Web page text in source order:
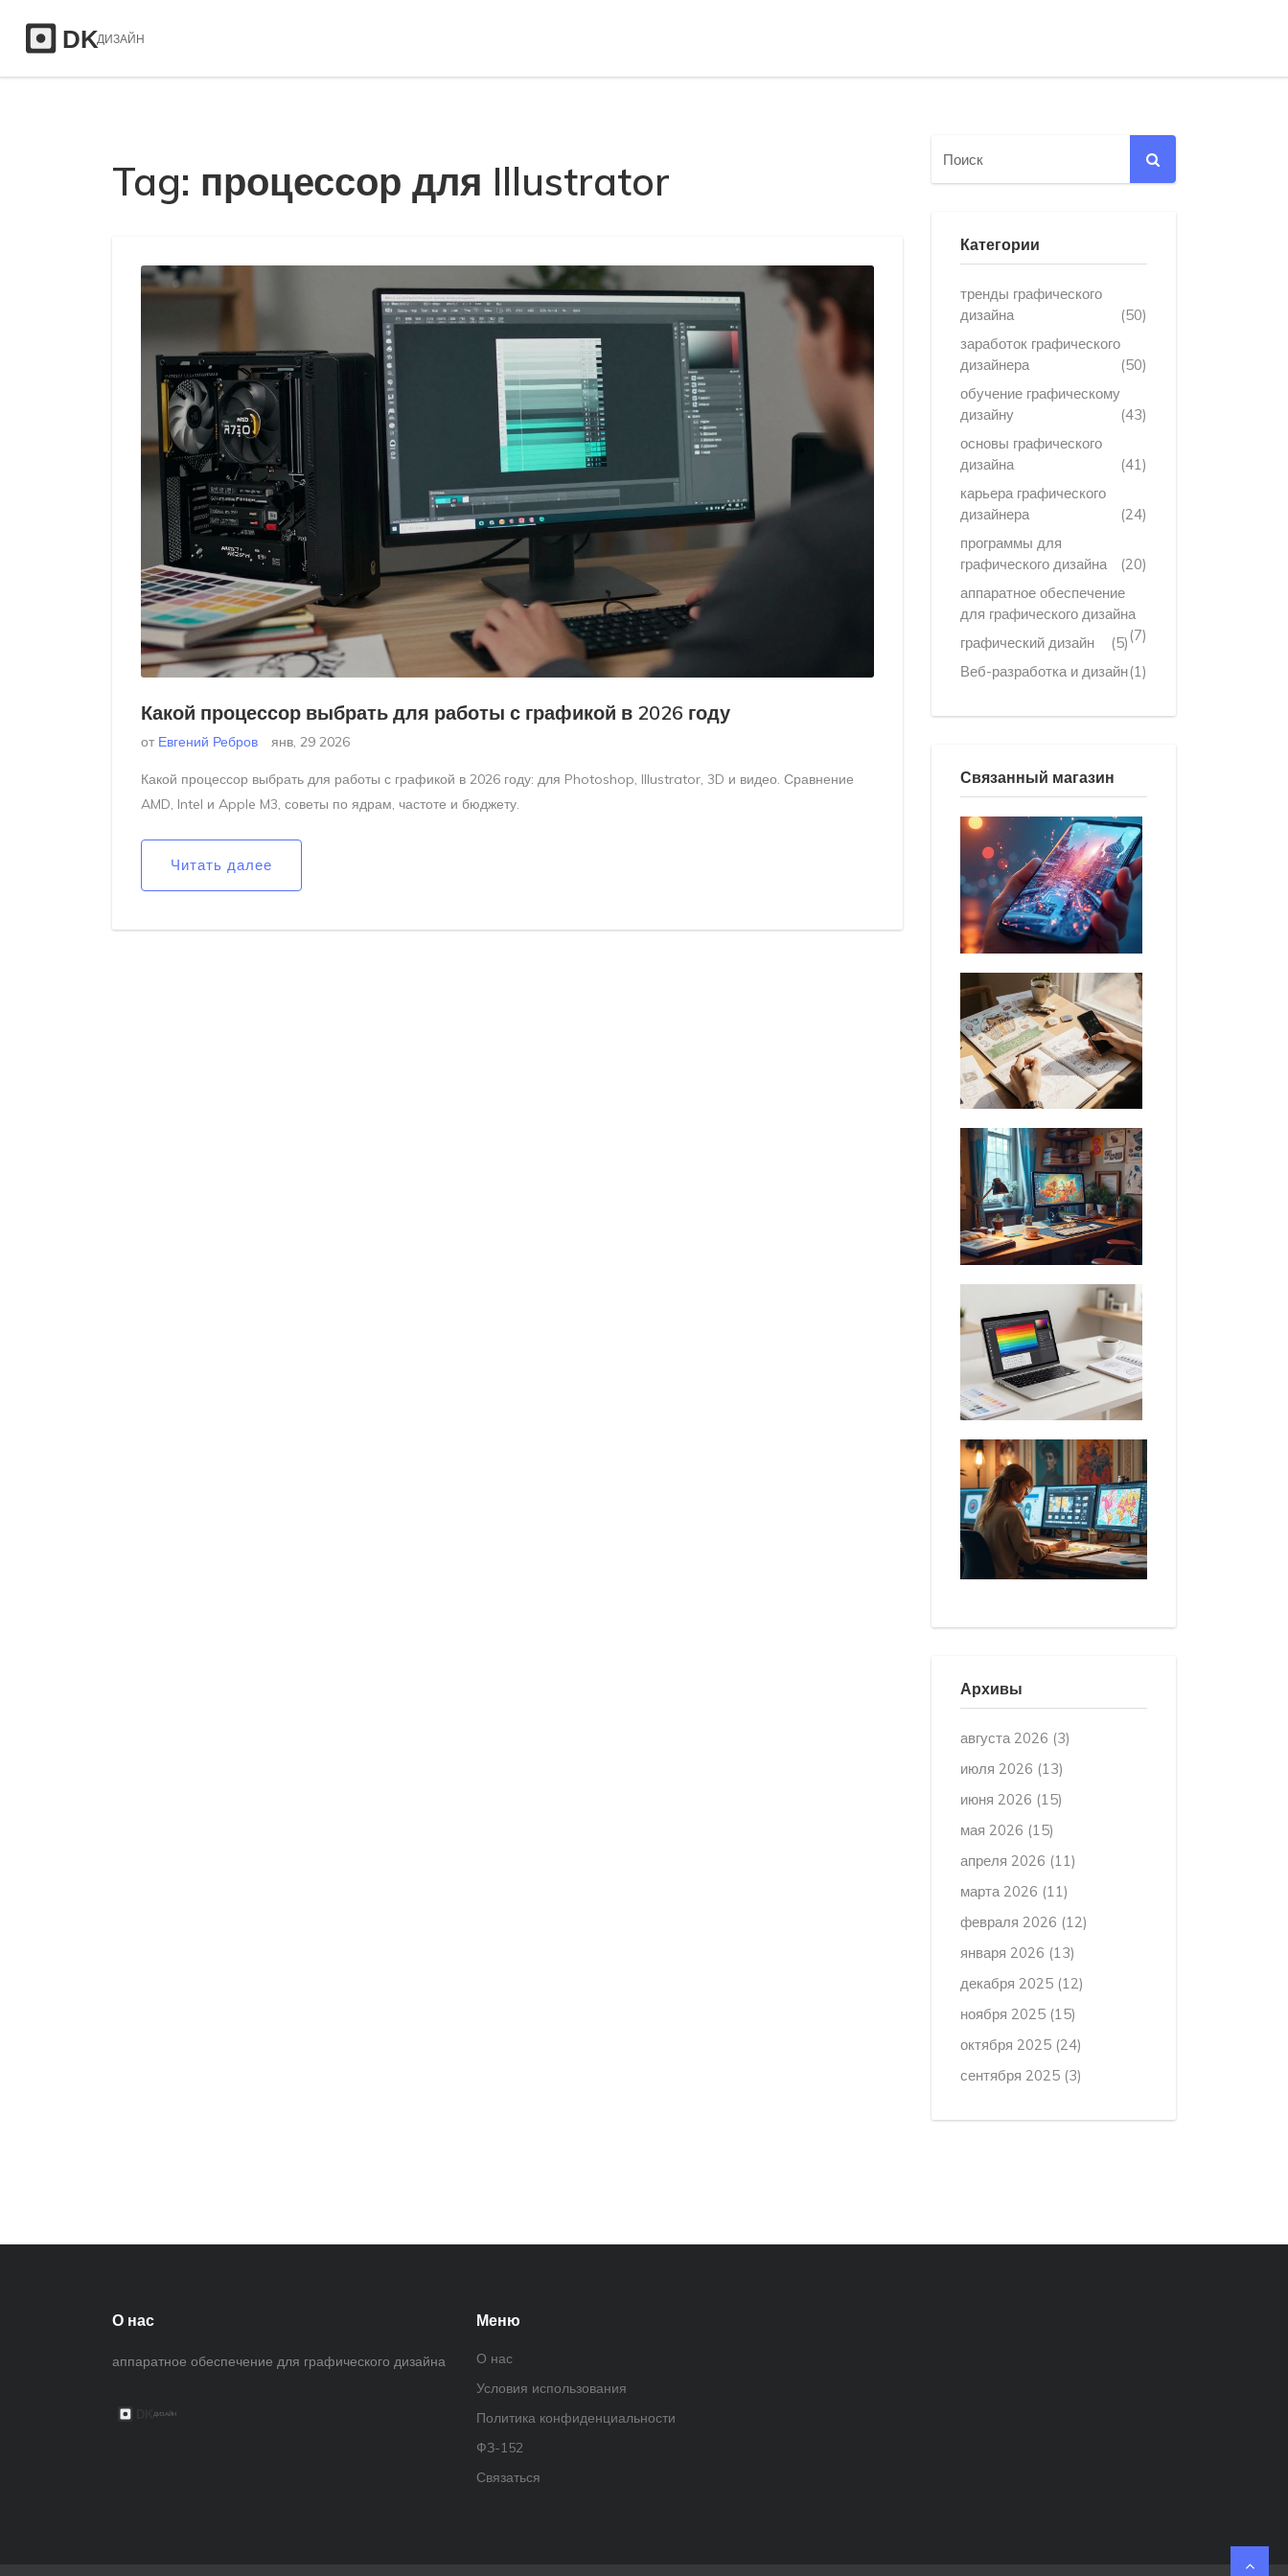
Tag: процессор для Illustrator
Какой процессор выбрать для работы с графикой в 2026 году
от Евгений Ребров янв, 29 2026
Какой процессор выбрать для работы с графикой в 2026 году: для Photoshop, Illustrator, 3D и видео. Сравнение
AMD, Intel и Apple M3, советы по ядрам, частоте и бюджету.
Читать далее
Категории
тренды графического
дизайна
(50)
заработок графического
дизайнера
(50)
обучение графическому
дизайну
(43)
основы графического
дизайна
(41)
карьера графического
дизайнера
(24)
программы для
графического дизайна
(20)
аппаратное обеспечение
для графического дизайна
(7)
графический дизайн
(5)
Веб-разработка и дизайн(1)
Связанный магазин
Архивы
августа 2026 (3)
июля 2026 (13)
июня 2026 (15)
мая 2026 (15)
апреля 2026 (11)
марта 2026 (11)
февраля 2026 (12)
января 2026 (13)
декабря 2025 (12)
ноября 2025 (15)
октября 2025 (24)
сентября 2025 (3)
О нас
аппаратное обеспечение для графического дизайна
Меню
О нас
Условия использования
Политика конфиденциальности
ФЗ-152
Связаться